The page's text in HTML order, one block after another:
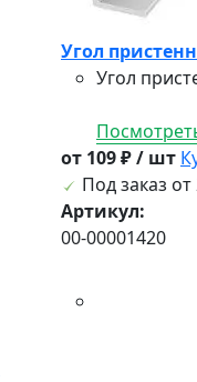
Угол
Угол
от 109 ₽ / шт
Под заказ от
Артикул:
00-00001420